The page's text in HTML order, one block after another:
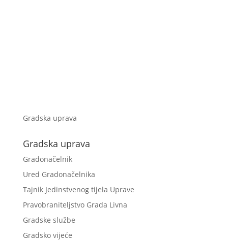
Gradska uprava
Gradska uprava
Gradonačelnik
Ured Gradonačelnika
Tajnik Jedinstvenog tijela Uprave
Pravobraniteljstvo Grada Livna
Gradske službe
Gradsko vijeće